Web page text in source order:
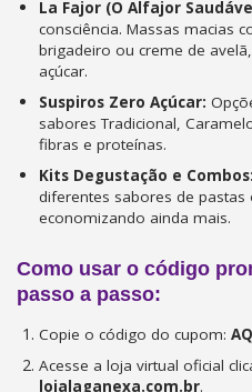
La Fajor (O Alfajor
consciência. Massas macias
brigadeiro ou creme de
açúcar.
Suspiros Zero Açúcar:
sabores Tradicional,
fibras e proteínas.
Kits Degustação e Combos:
diferentes sabores de
economizando ainda mais.
Como usar o código
passo a passo:
Copie o código do cupom:
Acesse a loja virtual oficial
lojalaganexa.com.br.